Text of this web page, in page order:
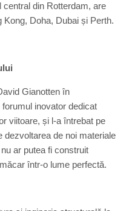
central din Rotterdam, are
Kong, Doha, Dubai și Perth.
Gianotten în
inovator dedicat
viitoare, și l-a întrebat pe
dezvoltarea de noi materiale
ar putea fi construit
într-o lume perfectă.